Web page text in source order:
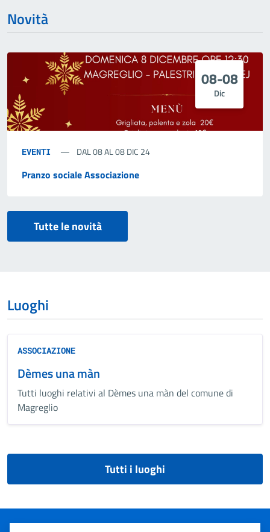
Novità
08-08
Dic
EVENTI DAL 08 AL 08 DIC 24
Pranzo sociale Associazione
Tutte le novità
Luoghi
ASSOCIAZIONE
Dèmes una màn
Tutti luoghi relativi al Dèmes una màn del comune di
Magreglio
Tutti i luoghi